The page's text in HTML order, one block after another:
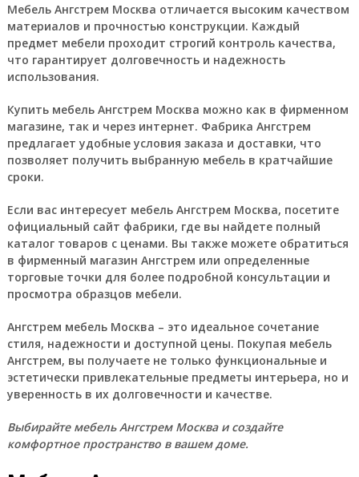
Мебель Ангстрем Москва отличается высоким качеством
материалов и прочностью конструкции. Каждый
предмет мебели проходит строгий контроль качества,
что гарантирует долговечность и надежность
использования.
Купить мебель Ангстрем Москва можно как в фирменном
магазине, так и через интернет. Фабрика Ангстрем
предлагает удобные условия заказа и доставки, что
позволяет получить выбранную мебель в кратчайшие
сроки.
Если вас интересует мебель Ангстрем Москва, посетите
официальный сайт фабрики, где вы найдете полный
каталог товаров с ценами. Вы также можете обратиться
в фирменный магазин Ангстрем или определенные
торговые точки для более подробной консультации и
просмотра образцов мебели.
Ангстрем мебель Москва – это идеальное сочетание
стиля, надежности и доступной цены. Покупая мебель
Ангстрем, вы получаете не только функциональные и
эстетически привлекательные предметы интерьера, но и
уверенность в их долговечности и качестве.
Выбирайте мебель Ангстрем Москва и создайте
комфортное пространство в вашем доме.